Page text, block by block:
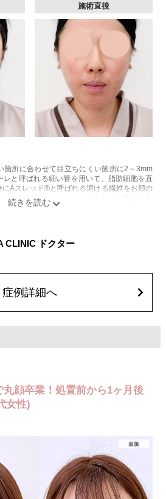
施術直後
箇所に合わせて目立ちにくい箇所に2～3mm
と呼ばれる細い管を用いて、脂肪細胞を直
Aスレッド®と呼ばれる溶ける繊維をお顔の
入し、皮膚を内側から引き上げて固定しま
ことがございます。また、稀に貧血、細菌感
覚鈍麻、ぼこつき、硬結、瘢痕化、色素沈
ごと+162,800円(税込)
(税込)
CLINIC ドクター
症例詳細へ
顔卒業！処置前から1ヶ月後
女性)